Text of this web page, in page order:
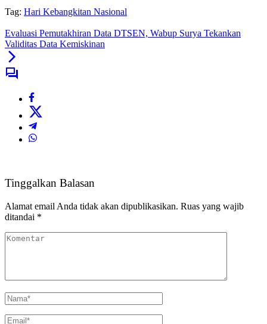
Tag: Hari Kebangkitan Nasional
Evaluasi Pemutakhiran Data DTSEN, Wabup Surya Tekankan
Validitas Data Kemiskinan
Tinggalkan Balasan
Alamat email Anda tidak akan dipublikasikan. Ruas yang wajib
ditandai *